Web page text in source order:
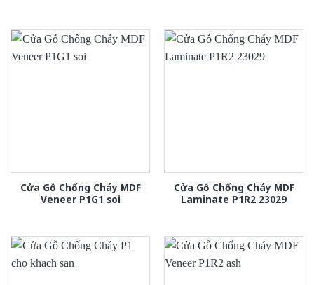
Cửa Gỗ Chống Cháy MDF
Veneer P1G1 soi
Cửa Gỗ Chống Cháy MDF
Laminate P1R2 23029